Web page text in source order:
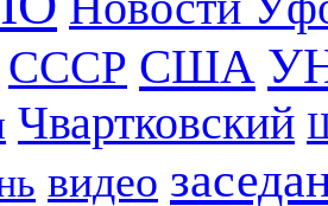
СССР США
Чвартковский
видео